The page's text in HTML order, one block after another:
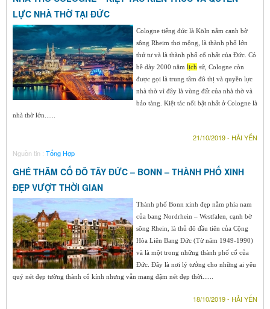
LỰC NHÀ THỜ TẠI ĐỨC
Cologne tiếng đức là Köln nằm cạnh bờ
sông Rheim thơ mộng, là thành phố lớn
thứ tư và là thành phố cổ nhất của Đức. Có
bề dày 2000 năm lịch sử, Cologne còn
được gọi là trung tâm đô thị và quyền lực
nhà thờ vì đây là vùng đất của nhà thờ và
bảo tàng. Kiệt tác nổi bật nhất ở Cologne là
nhà thờ lớn......
21/10/2019 - HẢI YẾN
Nguồn tin : Tổng Hợp
GHÉ THĂM CỐ ĐÔ TÂY ĐỨC – BONN – THÀNH PHỐ XINH
ĐẸP VƯỢT THỜI GIAN
Thành phố Bonn xinh đẹp nằm phía nam
của bang Nordrhein – Westfalen, cạnh bờ
sông Rhein, là thủ đô đầu tiên của Cộng
Hòa Liên Bang Đức (Từ năm 1949-1990)
và là một trong những thành phố cổ của
Đức. Đây là nơi lý tưởng cho những ai yêu
quý nét đẹp tường thành cổ kính nhưng vẫn mang đậm nét đẹp thời......
18/10/2019 - HẢI YẾN